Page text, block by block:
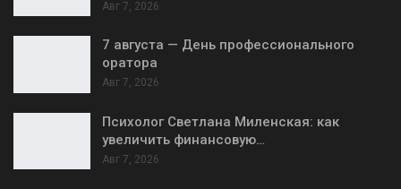
Авг 7, 2026
7 августа — День профессионального
оратора
Авг 7, 2026
Психолог Светлана Миленская: как
увеличить финансовую…
Авг 7, 2026